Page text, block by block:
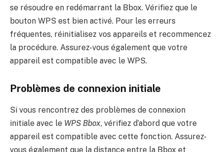
se résoudre en redémarrant la Bbox. Vérifiez que le
bouton WPS est bien activé. Pour les erreurs
fréquentes, réinitialisez vos appareils et recommencez
la procédure. Assurez-vous également que votre
appareil est compatible avec le WPS.
Problèmes de connexion initiale
Si vous rencontrez des problèmes de connexion
initiale avec le WPS Bbox, vérifiez d’abord que votre
appareil est compatible avec cette fonction. Assurez-
vous également que la distance entre la Bbox et